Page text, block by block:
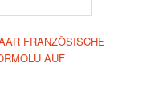
FRANZÖSISCHE
AUF